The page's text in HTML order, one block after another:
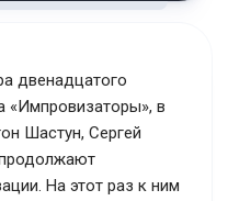
двенадцатого
«Импровизаторы», в
Шастун, Сергей
На этот раз к ним